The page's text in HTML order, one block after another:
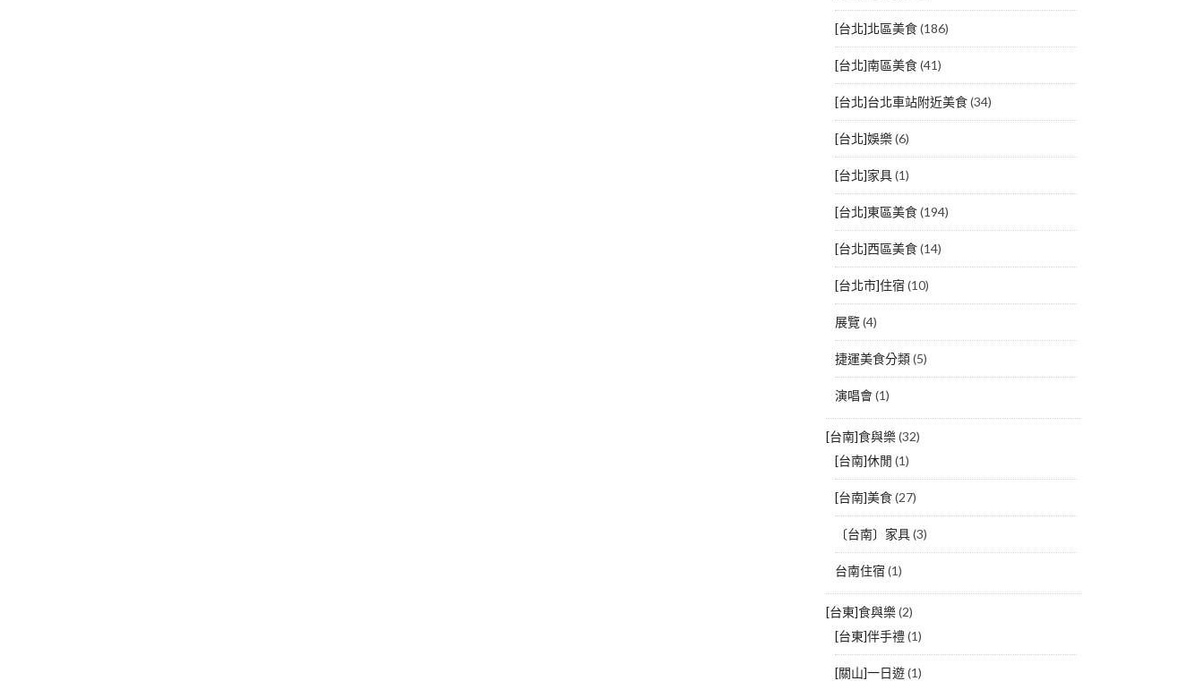
[台北]北區美食(186)
[台北]南區美食(41)
[台北]台北車站附近美食(34)
[台北]娛樂(6)
[台北]家具(1)
[台北]東區美食(194)
[台北]西區美食(14)
[台北市]住宿 (10)
展覽(4)
捷運美食分類(5)
演唱會(1)
[台南]食與樂(32)
[台南]休閒 (1)
[台南]美食(27)
〔台南〕家具(3)
台南住宿 (1)
[台東]食與樂(2)
[台東]伴手禮(1)
[關山]一日遊(1)